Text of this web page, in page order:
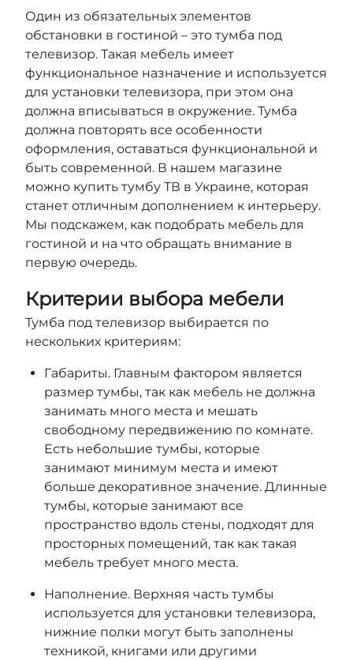
Один из обязательных элементов
обстановки в гостиной – это тумба под
телевизор. Такая мебель имеет
функциональное назначение и используется
для установки телевизора, при этом она
должна вписываться в окружение. Тумба
должна повторять все особенности
оформления, оставаться функциональной и
быть современной. В нашем магазине
можно купить тумбу ТВ в Украине, которая
станет отличным дополнением к интерьеру.
Мы подскажем, как подобрать мебель для
гостиной и на что обращать внимание в
первую очередь.
Критерии выбора мебели
Тумба под телевизор выбирается по
нескольких критериям:
Габариты. Главным фактором является
размер тумбы, так как мебель не должна
занимать много места и мешать
свободному передвижению по комнате.
Есть небольшие тумбы, которые
занимают минимум места и имеют
больше декоративное значение. Длинные
тумбы, которые занимают все
пространство вдоль стены, подходят для
просторных помещений, так как такая
мебель требует много места.
Наполнение. Верхняя часть тумбы
используется для установки телевизора,
нижние полки могут быть заполнены
техникой, книгами или другими